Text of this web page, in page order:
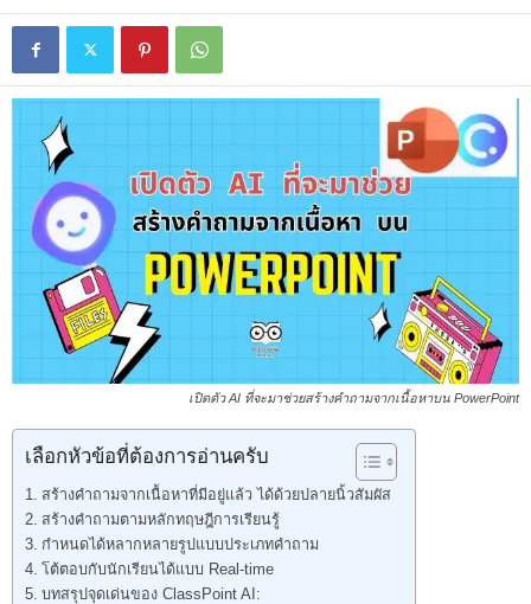
เปิดตัว AI ที่จะมาช่วยสร้างคำถามจากเนื้อหาบน PowerPoint
เลือกหัวข้อที่ต้องการอ่านครับ
สร้างคำถามจากเนื้อหาที่มีอยู่แล้ว ได้ด้วยปลายนิ้วสัมผัส
สร้างคำถามตามหลักทฤษฎีการเรียนรู้
กำหนดได้หลากหลายรูปแบบประเภทคำถาม
โต้ตอบกับนักเรียนได้แบบ Real-time
บทสรุปจุดเด่นของ ClassPoint AI: